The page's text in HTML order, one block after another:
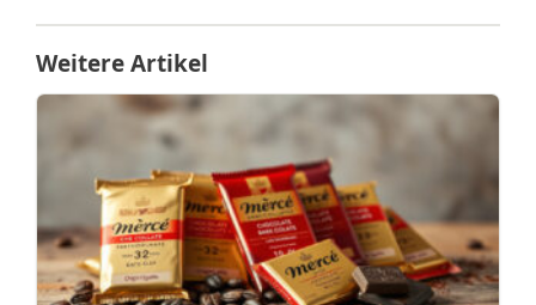
Weitere Artikel